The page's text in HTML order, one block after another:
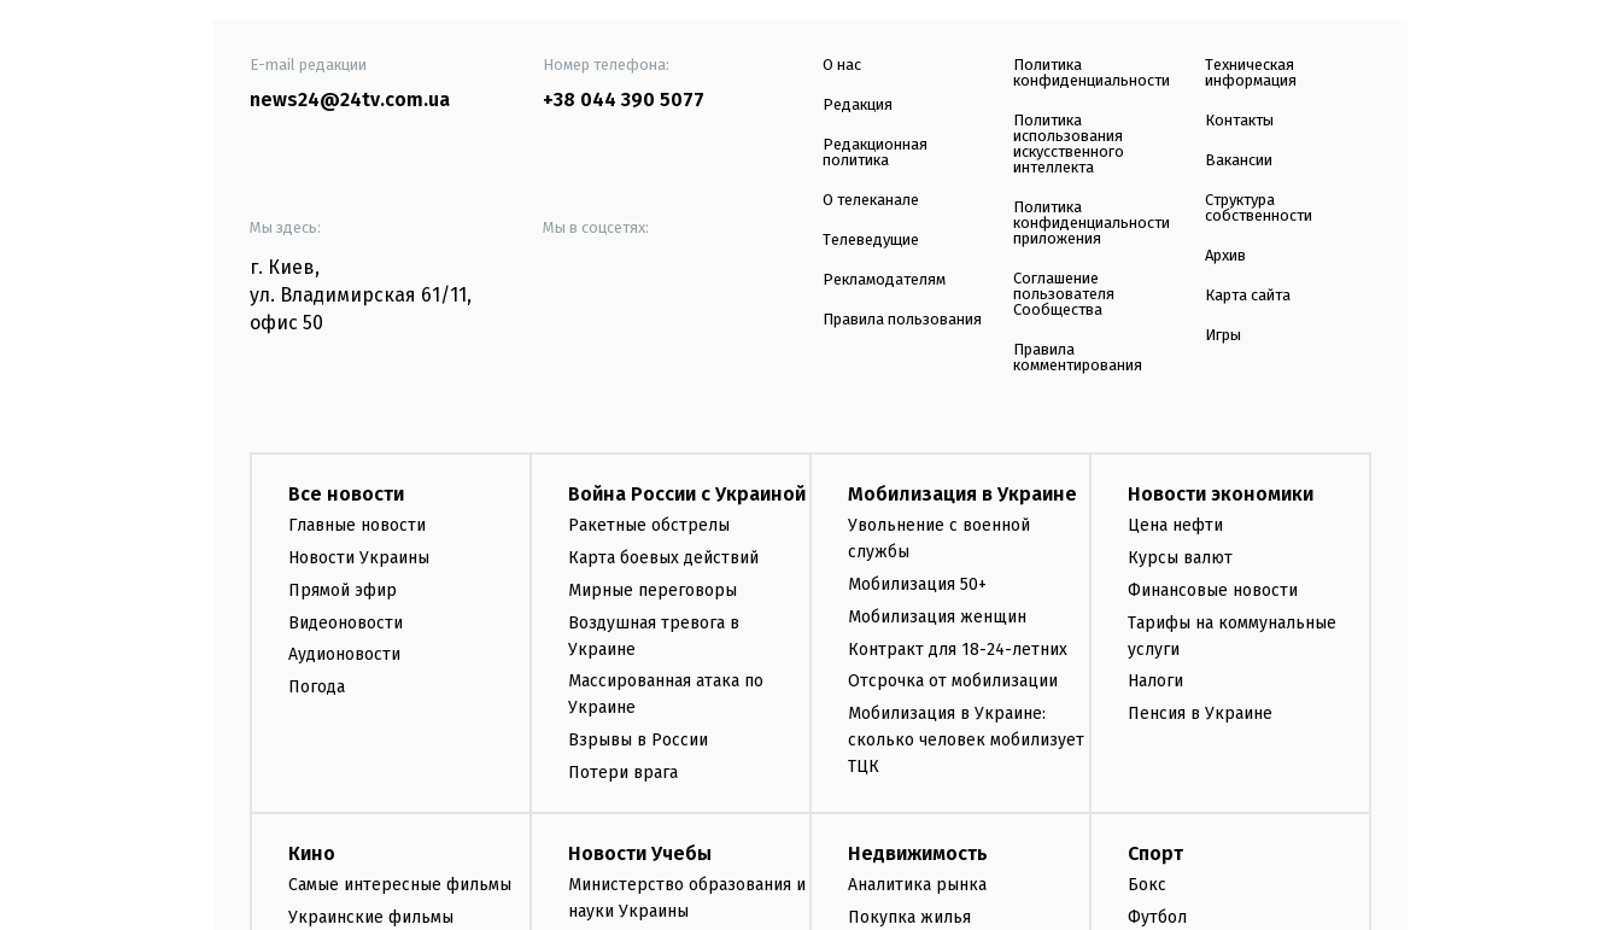
E-mail редакции
news24@24tv.com.ua
Номер телефона:
+38 044 390 5077
Мы здесь:
г. Киев,
ул. Владимирская 61/11,
офис 50
Мы в соцсетях:
О нас
Редакция
Редакционная
политика
О телеканале
Телеведущие
Рекламодателям
Правила пользования
Политика
конфиденциальности
Политика
использования
искусственного
интеллекта
Политика
конфиденциальности
приложения
Соглашение
пользователя
Сообщества
Правила
комментирования
Техническая
информация
Контакты
Вакансии
Структура
собственности
Архив
Карта сайта
Игры
Все новости
Главные новости
Новости Украины
Прямой эфир
Видеоновости
Аудионовости
Погода
Война России с Украиной
Ракетные обстрелы
Карта боевых действий
Мирные переговоры
Воздушная тревога в
Украине
Массированная атака по
Украине
Взрывы в России
Потери врага
Мобилизация в Украине
Увольнение с военной
службы
Мобилизация 50+
Мобилизация женщин
Контракт для 18-24-летних
Отсрочка от мобилизации
Мобилизация в Украине:
сколько человек мобилизует
ТЦК
Новости экономики
Цена нефти
Курсы валют
Финансовые новости
Тарифы на коммунальные
услуги
Налоги
Пенсия в Украине
Кино
Самые интересные фильмы
Украинские фильмы
Новости Учебы
Министерство образования и
науки Украины
Недвижимость
Аналитика рынка
Покупка жилья
Спорт
Бокс
Футбол